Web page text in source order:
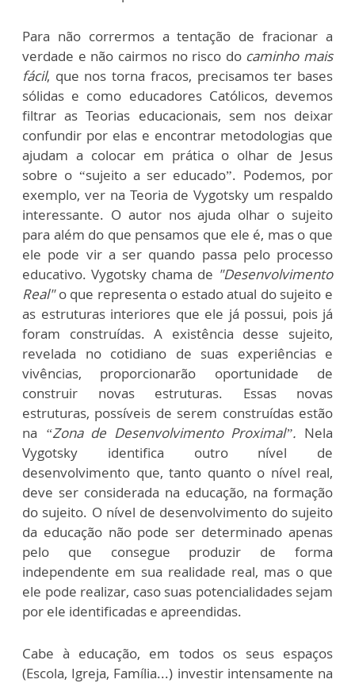
Para não corrermos a tentação de fracionar a
verdade e não cairmos no risco do caminho mais
fácil, que nos torna fracos, precisamos ter bases
sólidas e como educadores Católicos, devemos
filtrar as Teorias educacionais, sem nos deixar
confundir por elas e encontrar metodologias que
ajudam a colocar em prática o olhar de Jesus
sobre o “sujeito a ser educado”. Podemos, por
exemplo, ver na Teoria de Vygotsky um respaldo
interessante. O autor nos ajuda olhar o sujeito
para além do que pensamos que ele é, mas o que
ele pode vir a ser quando passa pelo processo
educativo. Vygotsky chama de "Desenvolvimento
Real"o que representa o estado atual do sujeito e
as estruturas interiores que ele já possui, pois já
foram construídas. A existência desse sujeito,
revelada no cotidiano de suas experiências e
vivências, proporcionarão oportunidade de
construir novas estruturas. Essas novas
estruturas, possíveis de serem construídas estão
na “Zona de Desenvolvimento Proximal”. Nela
Vygotsky identifica outro nível de
desenvolvimento que, tanto quanto o nível real,
deve ser considerada na educação, na formação
do sujeito. O nível de desenvolvimento do sujeito
da educação não pode ser determinado apenas
pelo que consegue produzir de forma
independente em sua realidade real, mas o que
ele pode realizar, caso suas potencialidades sejam
por ele identificadas e apreendidas.
Cabe à educação, em todos os seus espaços
(Escola, Igreja, Família...) investir intensamente na